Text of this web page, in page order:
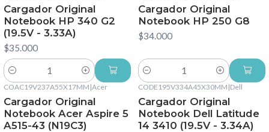
Cargador Original
Notebook HP 340 G2
(19.5V - 3.33A)
$35.000
Cantidad
Cargador Original
Notebook HP 250 G8
$34.000
Cantidad
COAC19V237A55X17MM |Acer
Cargador Original
Notebook Acer Aspire 5
A515-43 (N19C3)
CODE195V334A45X30MM |Dell
Cargador Original
Notebook Dell Latitude
14 3410 (19.5V - 3.34A)